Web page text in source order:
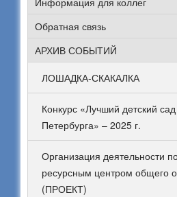
Обратная связь
АРХИВ СОБЫТИЙ
ЛОШАДКА-СКАКАЛКА
Конкурс «Лучший детский
Петербурга» – 2025 г.
Организация деятельности
ресурсным центром общего
(ПРОЕКТ)